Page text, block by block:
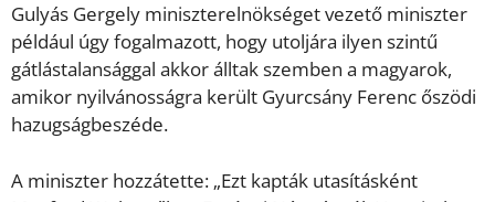
Gulyás Gergely miniszterelnökséget vezető miniszter
például úgy fogalmazott, hogy utoljára ilyen szintű
gátlástalansággal akkor álltak szemben a magyarok,
amikor nyilvánosságra került Gyurcsány Ferenc őszödi
hazugságbeszéde.
A miniszter hozzátette: „Ezt kapták utasításként